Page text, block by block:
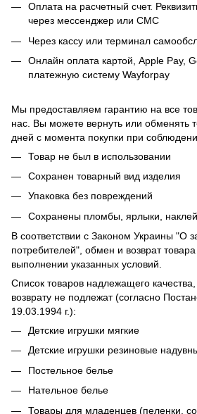
Оплата на расчетный счет.
через мессенджер или СМС
Через кассу или терминал
Онлайн оплата картой, Apple Pay,
платежную систему Wayforpay
Мы предоставляем гарантию на все
нас. Вы можете вернуть или обменять
дней с момента покупки при
Товар не был в использовании
Сохранен товарный вид изделия
Упаковка без повреждений
Сохранены пломбы, ярлыки,
В соответствии с Законом Украины "О
потребителей", обмен и возврат
выполнении указанных условий.
Список товаров надлежащего
возврату не подлежат (согласно
19.03.1994 г.):
Детские игрушки мягкие
Детские игрушки резиновые
Постельное белье
Нательное белье
Товары для младенцев (пеленки,